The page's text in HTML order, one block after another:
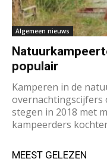
Algemeen nieuws
populair
Kamperen in de
stegen in 2018 met
kampeerders
MEEST GELEZEN